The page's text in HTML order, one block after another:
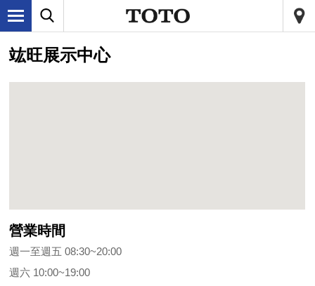
竑旺展示中心
營業時間
週一至週五 08:30~20:00
週六 10:00~19:00